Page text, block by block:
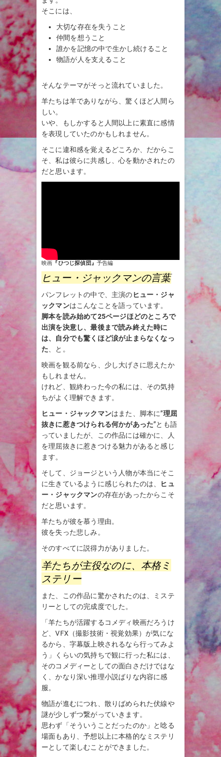
そこには、
大切な存在を失うこと
仲間を想うこと
誰かを記憶の中で生かし続けること
物語が人を支えること
そんなテーマがそっと流れていました。
羊たちは羊でありながら、驚くほど人間ら
しい。
いや、もしかすると人間以上に素直に感情
を表現していたのかもしれません。
そこに違和感を覚えるどころか、だからこ
そ、私は彼らに共感し、心を動かされたの
だと思います。
映画 『ひつじ探偵団』予告編
ヒュー・ジャックマンの言葉
パンフレットの中で、主演のヒュー・ジャ
ックマンはこんなことを語っています。
脚本を読み始めて25ページほどのところで
出演を決意し、最後まで読み終えた時に
は、自分でも驚くほど涙が止まらなくなっ
た 、と。
映画を観る前なら、少し大げさに思えたか
もしれません。
けれど、観終わった今の私には、その気持
ちがよく理解できます。
ヒュー・ジャックマンはまた、脚本に”理屈
抜きに惹きつけられる何かがあった”とも語
っていましたが、この作品には確かに、人
を理屈抜きに惹きつける魅力があると感じ
ます。
そして、ジョージという人物が本当にそこ
に生きているように感じられたのは、 ヒュ
ー・ジャックマンの存在があったからこそ
だと思います。
羊たちが彼を慕う理由。
彼を失った悲しみ。
そのすべてに説得力がありました。
羊たちが主役なのに、本格ミ
ステリー
また、この作品に驚かされたのは、ミステ
リーとしての完成度でした。
「羊たちが活躍するコメディ映画だろうけ
ど、VFX（撮影技術・視覚効果）が気にな
るから、字幕版上映されるなら行ってみよ
う」くらいの気持ちで観に行った私には、
そのコメディーとしての面白さだけではな
く、かなり深い推理小説ばりな内容に感
服。
物語が進むにつれ、散りばめられた伏線や
謎が少しずつ繋がっていきます。
思わず「そういうことだったのか」と唸る
場面もあり、予想以上に本格的なミステリ
ーとして楽しむことができました。